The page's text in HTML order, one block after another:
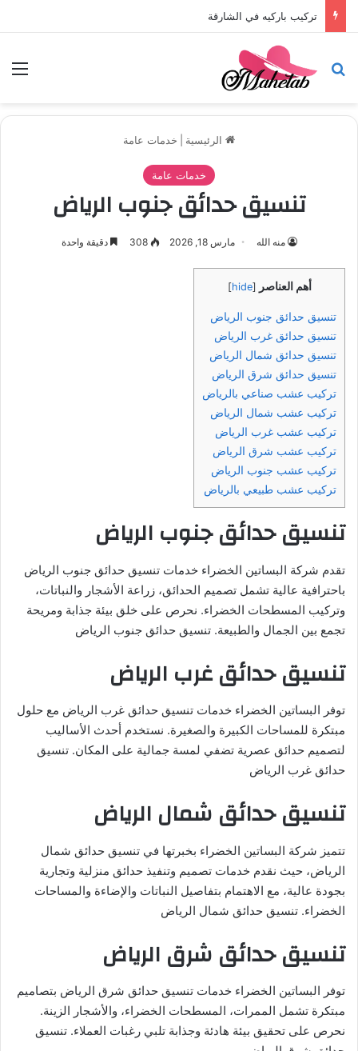
تركيب باركيه في الشارقة
بحث عن
الرئيسية خدمات عامة
خدمات عامة
تنسيق حدائق جنوب الرياض
منه الله مارس 18, 2026 308 دقيقة واحدة
أهم العناصر [
hide
]
تنسيق حدائق جنوب الرياض
تنسيق حدائق غرب الرياض
تنسيق حدائق شمال الرياض
تنسيق حدائق شرق الرياض
تركيب عشب صناعي بالرياض
تركيب عشب شمال الرياض
تركيب عشب غرب الرياض
تركيب عشب شرق الرياض
تركيب عشب جنوب الرياض
تركيب عشب طبيعي بالرياض
تنسيق حدائق جنوب الرياض
تقدم شركة البساتين الخضراء خدمات تنسيق حدائق جنوب الرياض
باحترافية عالية تشمل تصميم الحدائق، زراعة الأشجار والنباتات،
وتركيب المسطحات الخضراء. نحرص على خلق بيئة جذابة ومريحة
تجمع بين الجمال والطبيعة. تنسيق حدائق جنوب الرياض
تنسيق حدائق غرب الرياض
توفر البساتين الخضراء خدمات تنسيق حدائق غرب الرياض مع حلول
مبتكرة للمساحات الكبيرة والصغيرة. نستخدم أحدث الأساليب
لتصميم حدائق عصرية تضفي لمسة جمالية على المكان. تنسيق
حدائق غرب الرياض
تنسيق حدائق شمال الرياض
تتميز شركة البساتين الخضراء بخبرتها في تنسيق حدائق شمال
الرياض، حيث نقدم خدمات تصميم وتنفيذ حدائق منزلية وتجارية
بجودة عالية، مع الاهتمام بتفاصيل النباتات والإضاءة والمساحات
الخضراء. تنسيق حدائق شمال الرياض
تنسيق حدائق شرق الرياض
توفر البساتين الخضراء خدمات تنسيق حدائق شرق الرياض بتصاميم
مبتكرة تشمل الممرات، المسطحات الخضراء، والأشجار الزينة.
نحرص على تحقيق بيئة هادئة وجذابة تلبي رغبات العملاء. تنسيق